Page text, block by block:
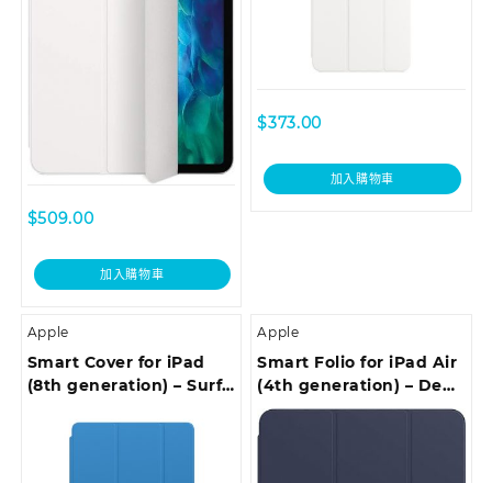
$509.00
加入購物車
$373.00
加入購物車
Apple
Smart Cover for iPad
(8th generation) – Surf
Apple
Smart Folio for iPad Air
(4th generation) – Deep
Navy